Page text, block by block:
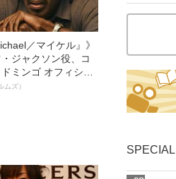
／マイケル』》
ジャクソン役、コ
ミンゴ オフィシャ
ー“観客を魅了した
ムズ）
SPECIAL